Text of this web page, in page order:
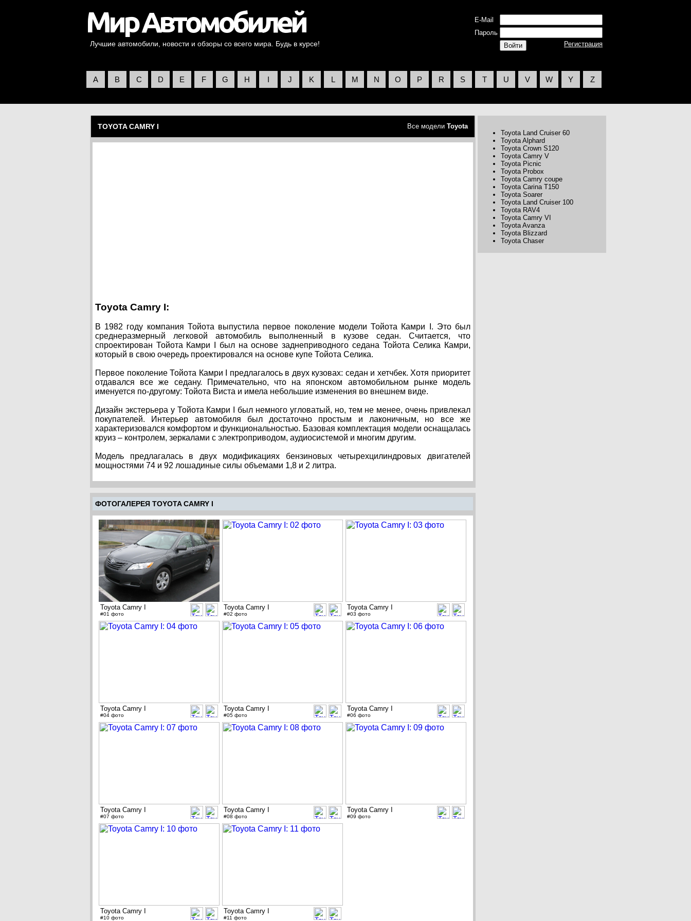
Лучшие автомобили, новости и обзоры со всего мира. Будь в курсе!
E-Mail
Пароль
Регистрация
A B C D E F G H I J K L M N O P R S T U V W Y Z
TOYOTA CAMRY I Все модели Toyota
Toyota Camry I:
В 1982 году компания Тойота выпустила первое поколение модели Тойота Камри I. Это был
среднеразмерный легковой автомобиль выполненный в кузове седан. Считается, что
спроектирован Тойота Камри I был на основе заднеприводного седана Тойота Селика Камри,
который в свою очередь проектировался на основе купе Тойота Селика.
Первое поколение Тойота Камри I предлагалось в двух кузовах: седан и хетчбек. Хотя приоритет
отдавался все же седану. Примечательно, что на японском автомобильном рынке модель
именуется по-другому: Тойота Виста и имела небольшие изменения во внешнем виде.
Дизайн экстерьера у Тойота Камри I был немного угловатый, но, тем не менее, очень привлекал
покупателей. Интерьер автомобиля был достаточно простым и лаконичным, но все же
характеризовался комфортом и функциональностью. Базовая комплектация модели оснащалась
круиз – контролем, зеркалами с электроприводом, аудиосистемой и многим другим.
Модель предлагалась в двух модификациях бензиновых четырехцилиндровых двигателей
мощностями 74 и 92 лошадиные силы объемами 1,8 и 2 литра.
ФОТОГАЛЕРЕЯ TOYOTA CAMRY I
Toyota Camry I
#01 фото
Toyota Camry I
#02 фото
Toyota Camry I
#03 фото
Toyota Camry I
#04 фото
Toyota Camry I
#05 фото
Toyota Camry I
#06 фото
Toyota Camry I
#07 фото
Toyota Camry I
#08 фото
Toyota Camry I
#09 фото
Toyota Camry I
#10 фото
Toyota Camry I
#11 фото
Toyota Land Cruiser 60
Toyota Alphard
Toyota Crown S120
Toyota Camry V
Toyota Picnic
Toyota Probox
Toyota Camry coupe
Toyota Carina T150
Toyota Soarer
Toyota Land Cruiser 100
Toyota RAV4
Toyota Camry VI
Toyota Avanza
Toyota Blizzard
Toyota Chaser